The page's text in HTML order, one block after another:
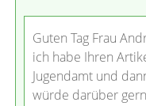
Guten Tag Frau
ich habe Ihren
Jugendamt und
würde darüber